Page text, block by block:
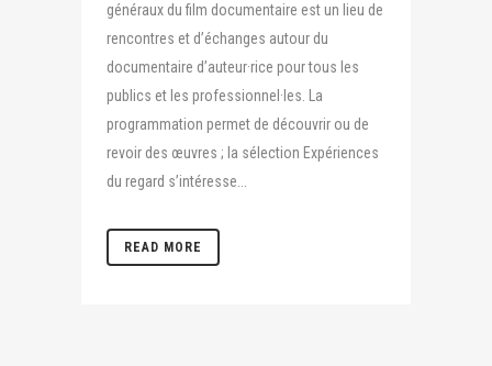
généraux du film documentaire est un lieu de
rencontres et d’échanges autour du
documentaire d’auteur·rice pour tous les
publics et les professionnel·les. La
programmation permet de découvrir ou de
revoir des œuvres ; la sélection Expériences
du regard s’intéresse...
READ MORE